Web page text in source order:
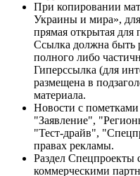
При копировании
Украины и мира», для
прямая открытая для
Ссылка должна быть
полного либо
Гиперссылка (для
размещена в
материала.
Новости с
"Заявление",
"Тест-драйв",
правах рекламы.
Раздел Спецпроекты
коммерческими